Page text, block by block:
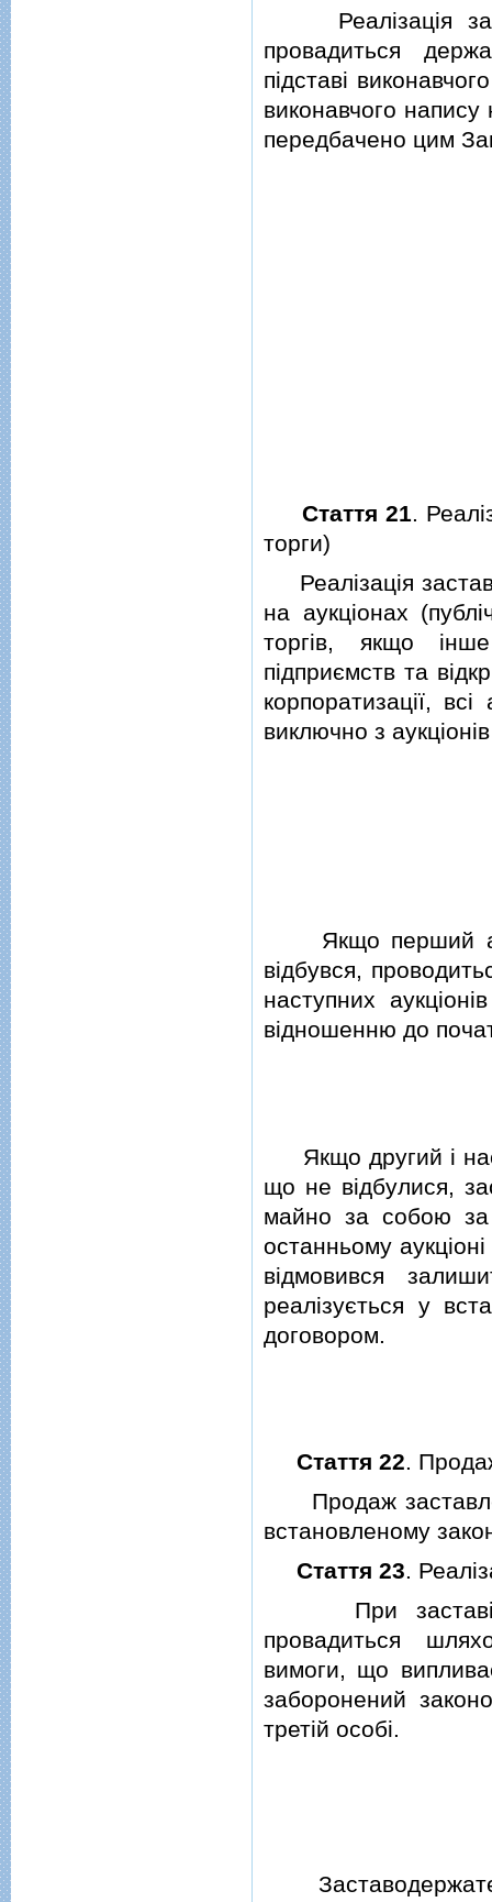
Реалiзацiя
провадиться
пiдставi
виконавчого
передбачено цим
Стаття 21.
торги)
Реалiзацiя
на аукцiонах
торгiв, якщо
пiдприємств та
корпоратизацiї,
виключно з
Якщо перший
вiдбувся,
наступних
вiдношенню до
Якщо другий i
що не вiдбулися,
майно за собою за
останньому
вiдмовився
реалiзується у
договором.
Стаття 22.
Продаж
встановленому
Стаття 23.
При заставi
провадиться
вимоги, що
заборонений
третiй особi.